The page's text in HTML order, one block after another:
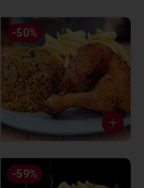
-50%
-59%